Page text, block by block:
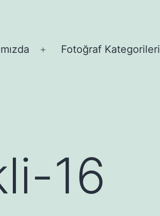
Menüyü
Fotoğraf Kategorileri
16